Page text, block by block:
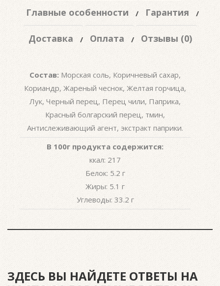
Главные особенности Гарантия
Доставка Оплата Отзывы (0)
Состав: Морская соль, Коричневый сахар,
Кориандр, Жареный чеснок, Желтая горчица,
Лук, Черный перец, Перец чили, Паприка,
Красный болгарский перец, тмин,
Антислеживающий агент, экстракт паприки.
В 100г продукта содержится:
ккал: 217
Белок: 5.2 г
Жиры: 5.1 г
Углеводы: 33.2 г
ЗДЕСЬ ВЫ НАЙДЕТЕ ОТВЕТЫ НА